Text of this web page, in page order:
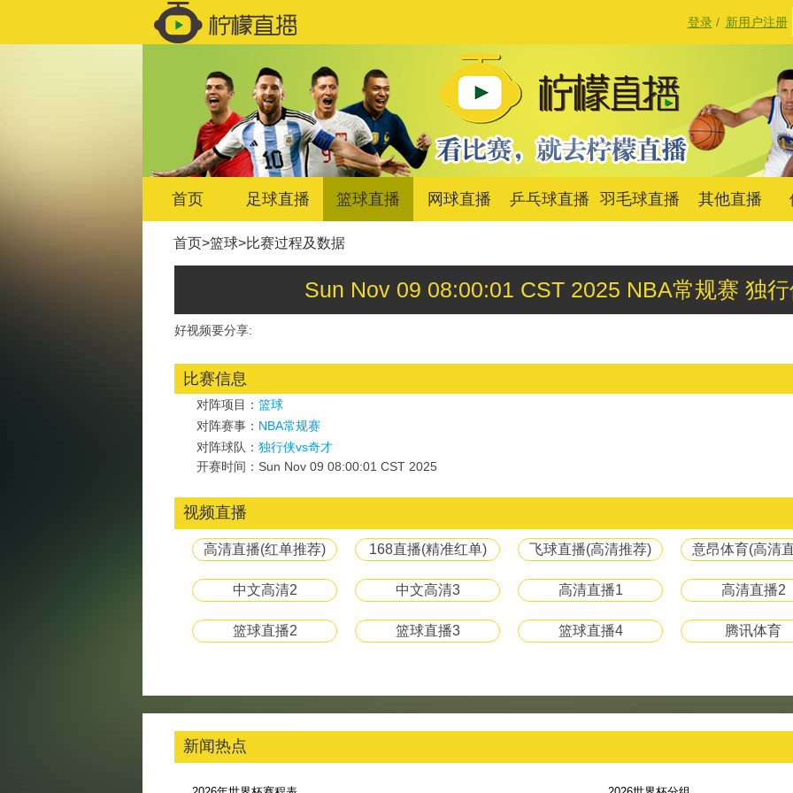
登录/ 新用户注册
首页 足球直播 篮球直播 网球直播 乒乓球直播 羽毛球直播 其他直播
首页>篮球>比赛过程及数据
Sun Nov 09 08:00:01 CST 2025 NBA常规赛 独
好视频要分享:
比赛信息
对阵项目： 篮球
对阵赛事： NBA常规赛
对阵球队： 独行侠vs奇才
开赛时间：Sun Nov 09 08:00:01 CST 2025
视频直播
高清直播(红单推荐) 168直播(精准红单) 飞球直播(高清推荐) 意昂体育(高清
中文高清2 中文高清3 高清直播1 高清直播2
篮球直播2 篮球直播3 篮球直播4 腾讯体育
新闻热点